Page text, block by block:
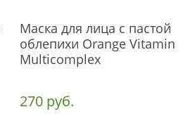
Маска для лица с пастой
облепихи Orange Vitamin
Multicomplex
270 руб.